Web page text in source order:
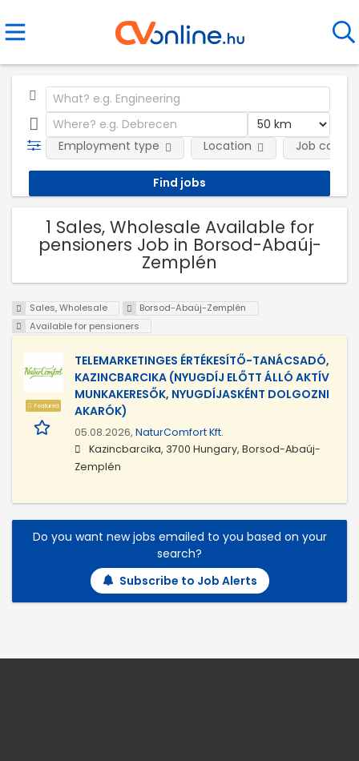
Employment type Location Job
1 Sales, Wholesale Available for
pensioners Job in Borsod-Abaúj-
Zemplén
Sales, Wholesale
Borsod-Abaúj-Zemplén
Available for pensioners
Featured
TELEMARKETINGES ÉRTÉKESÍTŐ-TANÁCSADÓ,
KAZINCBARCIKA (NYUGDÍJ ELŐTT ÁLLÓ AKTÍV
MUNKAKERESŐK, NYUGDÍJASKÉNT DOLGOZNI
AKARÓK)
05.08.2026, NaturComfort Kft.
Kazincbarcika, 3700 Hungary, Borsod-Abaúj-
Zemplén
Do you want new jobs emailed to you based on your
search?
Subscribe to Job Alerts